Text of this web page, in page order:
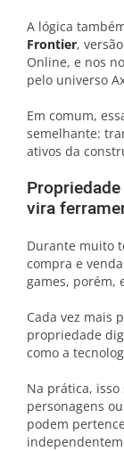
A lógica
Frontier,
Online, e nos
pelo universo
Em comum,
semelhante:
ativos da
vira
Durante muito
compra e
games, porém,
Cada vez mais
propriedade
como a
Na prática,
personagens
podem